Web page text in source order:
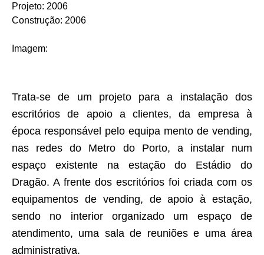
Trata-se de um projeto para a instalação dos
escritórios de apoio a clientes, da empresa à
época responsável pelo equipa mento de vending,
nas redes do Metro do Porto, a instalar num
espaço existente na estação do Estádio do
Dragão. A frente dos escritórios foi criada com os
equipamentos de vending, de apoio à estação,
sendo no interior organizado um espaço de
atendimento, uma sala de reuniões e uma área
administrativa.
Projeto: 2006
Construção: 2006
Imagem: